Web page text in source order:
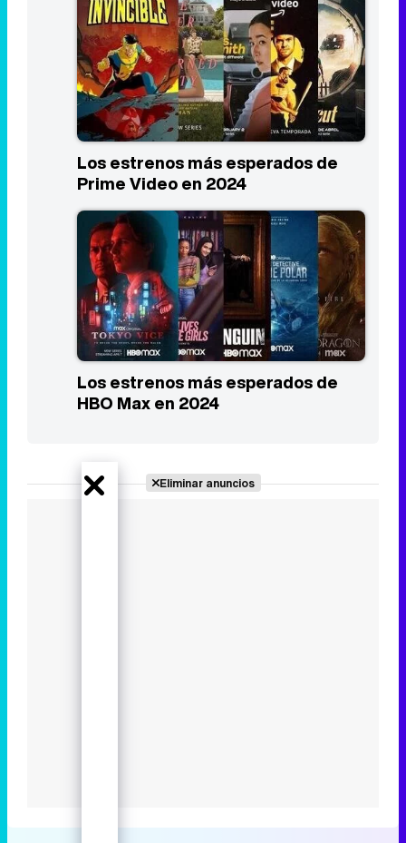
Los estrenos más esperados de
HBO Max en 2024
Eliminar anuncios